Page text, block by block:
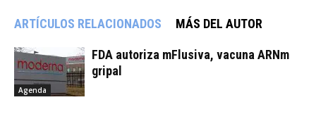
ARTÍCULOS RELACIONADOS MÁS DEL AUTOR
Agenda
FDA autoriza mFlusiva, vacuna ARNm
gripal